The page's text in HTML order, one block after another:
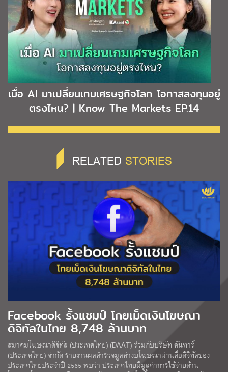
เมื่อ AI มาเปลี่ยนเกมเศรษฐกิจโลก โอกาสลงทุนอยู่
ตรงไหน? | Know The Markets EP.14
RELATED STORIES
Facebook รั้งแชมป์ โกยเม็ดเงินโฆษณา
ดิจิทัลในไทย 8,748 ล้านบาท
สมาคมโฆษณาดิจิทัล (ประเทศไทย) (DAAT) ร่วมกับบริษัท คันทาร์
(ประเทศไทย) จำกัด รายงานผลสำรวจมูลค่างบโฆษณาผ่านสื่อดิจิทัลของ
ประเทศไทยประจำปี 2565 พบว่า ประเทศไทยมีมูลค่าการใช้จ่ายด้าน